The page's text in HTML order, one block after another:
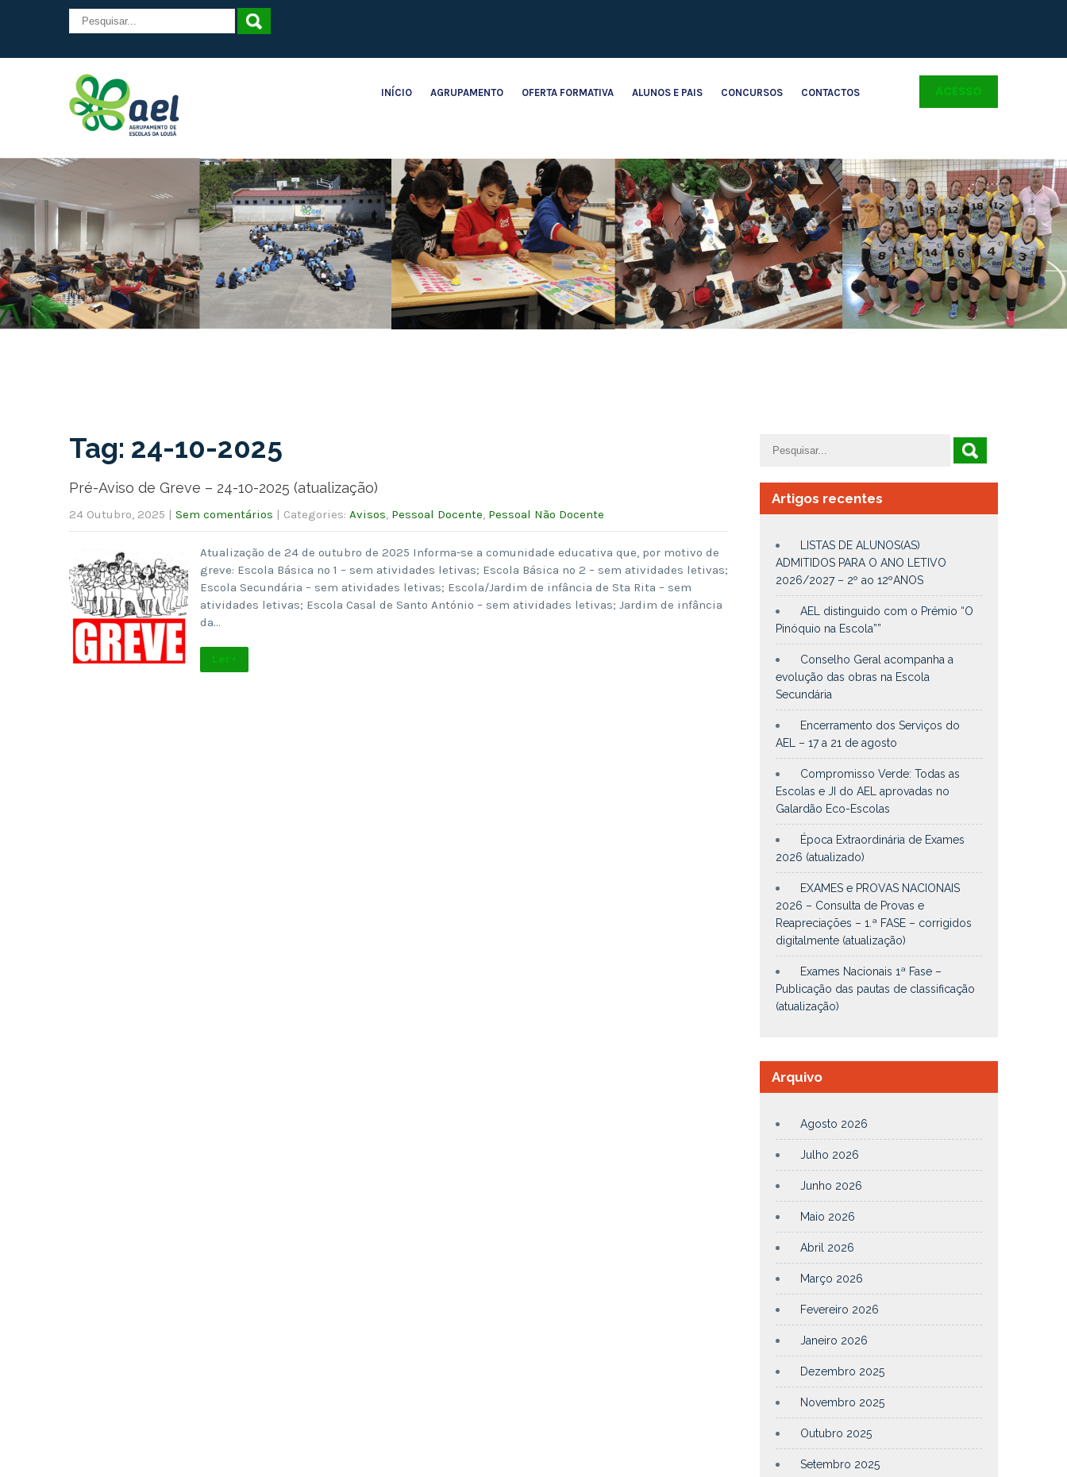
INÍCIO AGRUPAMENTO OFERTA FORMATIVA ALUNOS E PAIS CONCURSOS CONTACTOS ACESSO
Tag: 24-10-2025
Pré-Aviso de Greve – 24-10-2025 (atualização)
24 Outubro, 2025 | Sem comentários | Categories: Avisos, Pessoal Docente, Pessoal Não Docente
Atualização de 24 de outubro de 2025 Informa-se a comunidade educativa que, por motivo de
greve: Escola Básica nº 1 – sem atividades letivas; Escola Básica nº 2 – sem atividades letivas;
Escola Secundária – sem atividades letivas; Escola/Jardim de infância de Sta Rita – sem
atividades letivas; Escola Casal de Santo António – sem atividades letivas; Jardim de infância
da…
Ler +
Artigos recentes
LISTAS DE ALUNOS(AS)
ADMITIDOS PARA O ANO LETIVO
2026/2027 – 2º ao 12ºANOS
AEL distinguido com o Prémio “O
Pinóquio na Escola””
Conselho Geral acompanha a
evolução das obras na Escola
Secundária
Encerramento dos Serviços do
AEL – 17 a 21 de agosto
Compromisso Verde: Todas as
Escolas e JI do AEL aprovadas no
Galardão Eco-Escolas
Época Extraordinária de Exames
2026 (atualizado)
EXAMES e PROVAS NACIONAIS
2026 – Consulta de Provas e
Reapreciações – 1.ª FASE – corrigidos
digitalmente (atualização)
Exames Nacionais 1ª Fase –
Publicação das pautas de classificação
(atualização)
Arquivo
Agosto 2026
Julho 2026
Junho 2026
Maio 2026
Abril 2026
Março 2026
Fevereiro 2026
Janeiro 2026
Dezembro 2025
Novembro 2025
Outubro 2025
Setembro 2025